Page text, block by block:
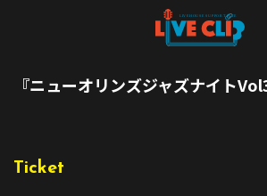
『ニューオリンズジャズナイト
Ticket